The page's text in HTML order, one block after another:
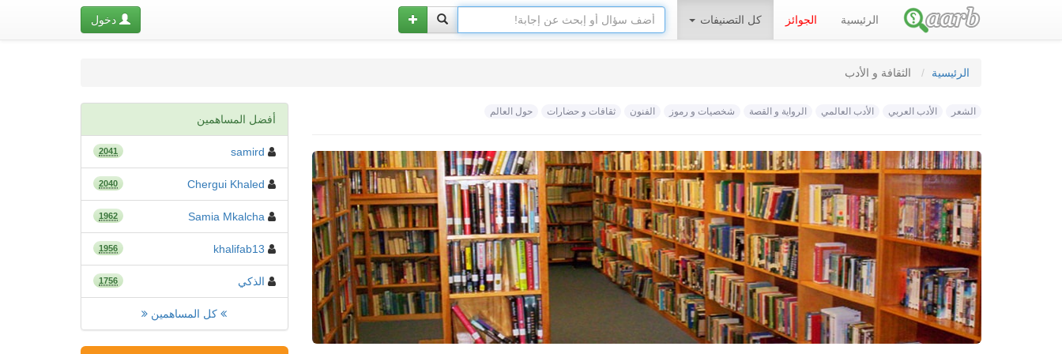
الرئيسية الجوائز كل التصنيفات دخول
الرئيسية الثقافة و الأدب
الشعر الأدب العربي الأدب العالمي الرواية و القصة شخصيات و رموز الفنون ثقافات و حضارات حول العالم
أفضل المساهمين
samird
2041
Chergui Khaled
2040
Samia Mkalcha
1962
khalifab13
1956
الذكي 1756
كل المساهمين